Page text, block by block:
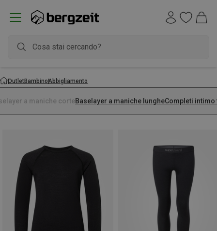
OutletBambinoAbbigliamento
a maniche corteBaselayer a maniche lungheCompleti intimo